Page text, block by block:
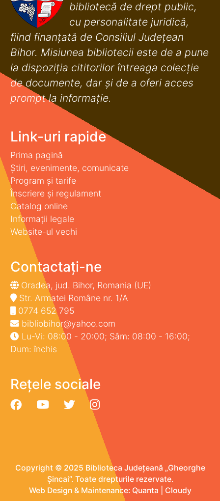
bibliotecă de drept public,
cu personalitate juridică,
fiind finanţată de Consiliul Judeţean
Bihor. Misiunea bibliotecii este de a pune
la dispoziţia cititorilor întreaga colecţie
de documente, dar şi de a oferi acces
prompt la informaţie.
Link-uri rapide
Prima pagină
Știri, evenimente, comunicate
Program și tarife
Înscriere și regulament
Catalog online
Informații legale
Website-ul vechi
Contactați-ne
Oradea, jud. Bihor, Romania (UE)
Str. Armatei Române nr. 1/A
0774 652 795
bibliobihor@yahoo.com
Lu-Vi: 08:00 - 20:00; Sâm: 08:00 - 16:00;
Dum: închis
Rețele sociale
Copyright © 2025 Biblioteca Județeană „Gheorghe
Șincai”. Toate drepturile rezervate.
Web Design & Maintenance: Quanta Cloudy